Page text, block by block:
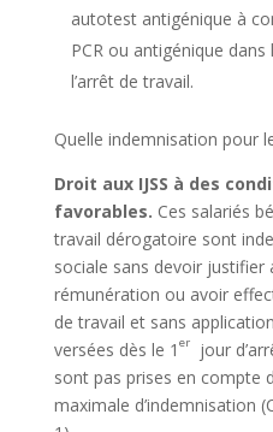
autotest antigénique à
PCR ou antigénique
l’arrêt de travail.
Quelle indemnisation pour
Droit aux IJSS à des
favorables. Ces salariés
travail dérogatoire sont
sociale sans devoir
rémunération ou avoir
de travail et sans
versées dès le 1 erjour
sont pas prises en compte
maximale d’indemnisation